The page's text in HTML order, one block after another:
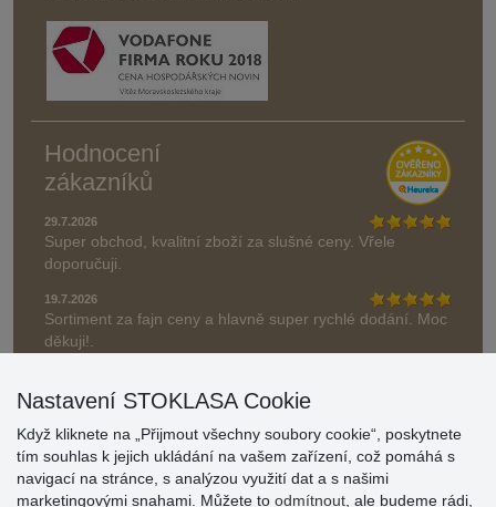
Hodnocení
zákazníků
29.7.2026
Super obchod, kvalitní zboží za slušné ceny. Vřele
doporučuji.
19.7.2026
Sortiment za fajn ceny a hlavně super rychlé dodání. Moc
děkuji!.
» Aktuálně 19084 recenzí
Nastavení STOKLASA Cookie
Když kliknete na „Přijmout všechny soubory cookie“, poskytnete
tím souhlas k jejich ukládání na vašem zařízení, což pomáhá s
navigací na stránce, s analýzou využití dat a s našimi
marketingovými snahami. Můžete to odmítnout , ale budeme rádi,